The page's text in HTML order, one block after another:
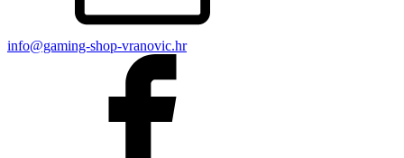
info@gaming-shop-vranovic.hr